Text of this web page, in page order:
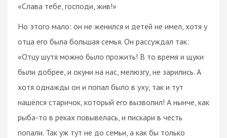
«Слава тебе, господи, жив!»
Но этого мало: он не женился и детей не имел, хотя у
отца его была большая семья. Он рассуждал так:
«Отцу шутя можно было прожить! В то время и щуки
были добрее, и окуни на нас, мелюзгу, не зарились. А
хотя однажды он и попал было в уху, так и тут
нашёлся старичок, который его вызволил! А нынче, как
рыба-то в реках повывелась, и пискари в честь
попали. Так уж тут не до семьи, а как бы только